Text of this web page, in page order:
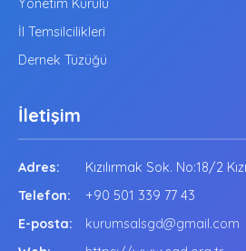
Yönetim Kurulu
İl Temsilcilikleri
Dernek Tüzüğü
İletişim
Adres:
Kızılırmak Sok. No:18/2
Telefon:
+90 501 339 77 43
E-posta:
kurumsalsgd@gmail.com